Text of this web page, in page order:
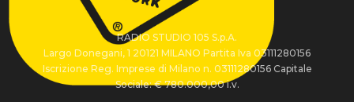
RADIO STUDIO 105 S.p.A.
Largo Donegani, 1 20121 MILANO Partita Iva 03111280156
Iscrizione Reg. Imprese di Milano n. 03111280156 Capitale
Sociale: € 780.000,00 i.v.